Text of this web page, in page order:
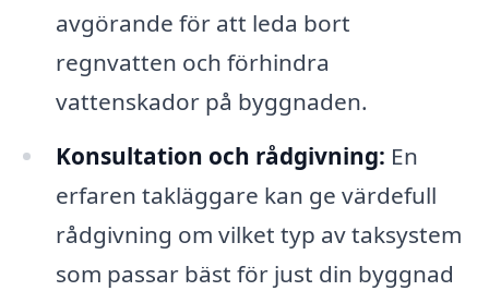
avgörande för att leda bort
regnvatten och förhindra
vattenskador på byggnaden.
Konsultation och rådgivning: En
erfaren takläggare kan ge värdefull
rådgivning om vilket typ av taksystem
som passar bäst för just din byggnad